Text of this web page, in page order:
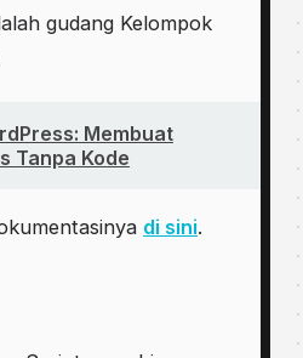
gudаng Kelompok
Membuat
Tanpa Kode
di sini.